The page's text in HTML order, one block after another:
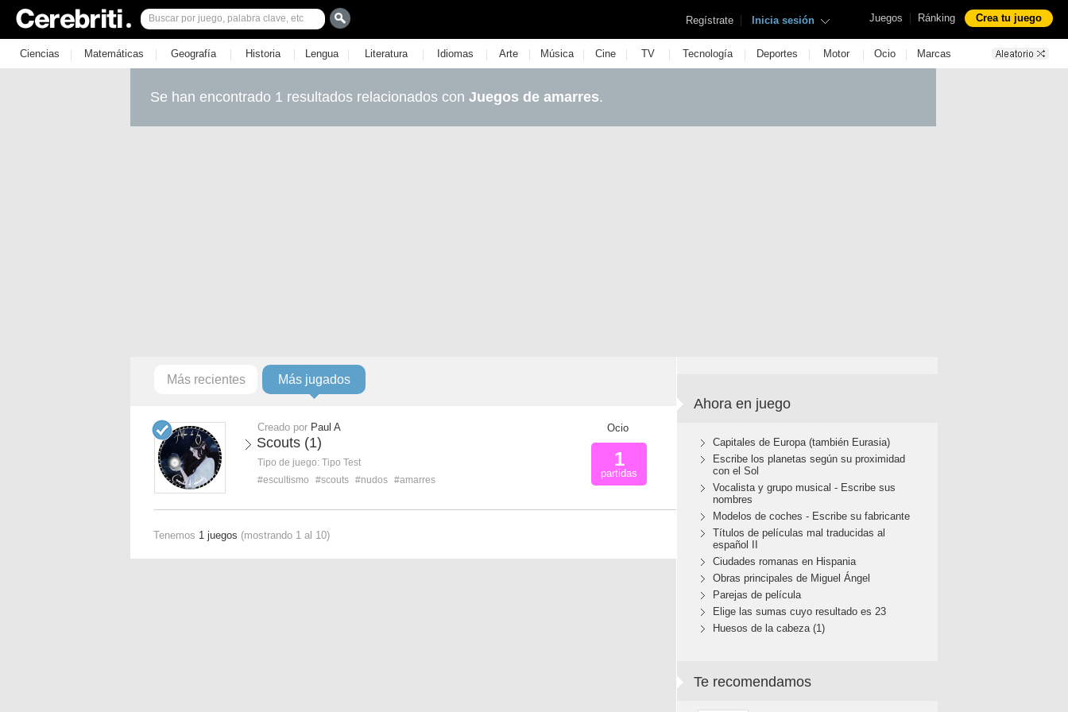
Juegos | Ránking Crea tu juego
Regístrate | Inicia sesión
Ciencias | Matemáticas | Geografía | Historia | Lengua | Literatura | Idiomas | Arte | Música | Cine | TV | Tecnología | Deportes | Motor | Ocio | Marcas
Se han encontrado 1 resultados relacionados con Juegos de amarres.
Más recientes Más jugados
Creado por Paul A
Scouts (1)
Tipo de juego: Tipo Test
#escultismo
#scouts #nudos #amarres
Ocio
1
partidas
Tenemos 1 juegos (mostrando 1 al 10)
Ahora en juego
Capitales de Europa (también Eurasia)
Escribe los planetas según su proximidad
con el Sol
Vocalista y grupo musical - Escribe sus
nombres
Modelos de coches - Escribe su fabricante
Títulos de películas mal traducidas al
español II
Ciudades romanas en Hispania
Obras principales de Miguel Ángel
Parejas de película
Elige las sumas cuyo resultado es 23
Huesos de la cabeza (1)
Te recomendamos